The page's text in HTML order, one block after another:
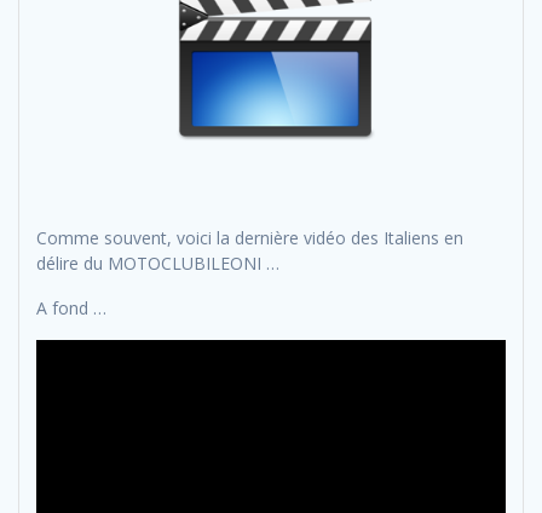
Comme souvent, voici la dernière vidéo des Italiens en
délire du MOTOCLUBILEONI …
A fond …